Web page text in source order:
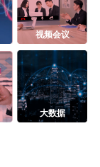
视频会议
大数据